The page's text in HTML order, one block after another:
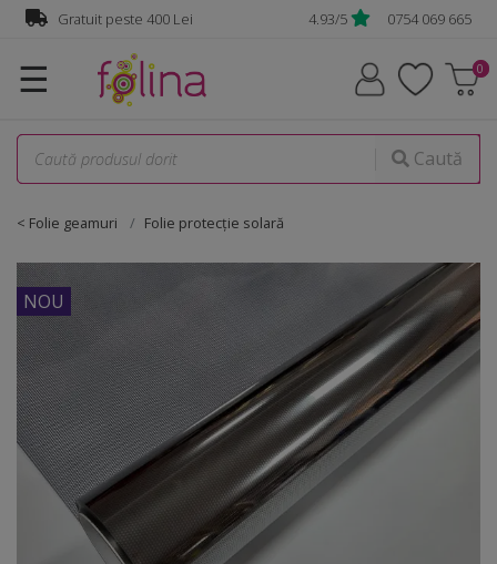
Gratuit peste 400 Lei 4.93/5 0754 069 665
☰
Caută
< Folie geamuri Folie protecție solară
NOU